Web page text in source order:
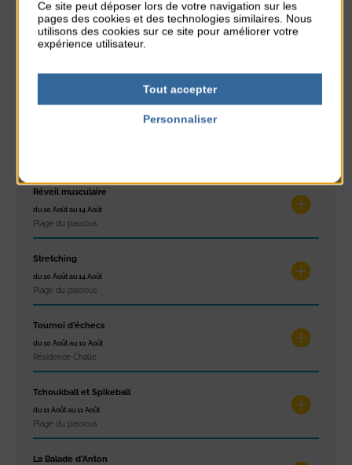
du 9 Août au 9 Août
Place du Général de Gaulle
du 9 Août au 9 Août
Réveil musculaire
du 10 Août au 14 Août
Plage du passous
Stretching
du 10 Août au 14 Août
Plage du passous
Tournoi d’échecs
du 10 Août au 10 Août
Résidence Challe
Tchoukball et Spikeball
du 11 Août au 11 Août
Plage du passous
La Balade d’Anton
Ce site peut déposer lors de votre navigation sur les
pages des cookies et des technologies similaires. Nous
utilisons des cookies sur ce site pour améliorer votre
expérience utilisateur.
Tout accepter
Personnaliser